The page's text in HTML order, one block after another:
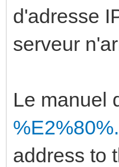
d'adresse
serveur
Le manuel
address to